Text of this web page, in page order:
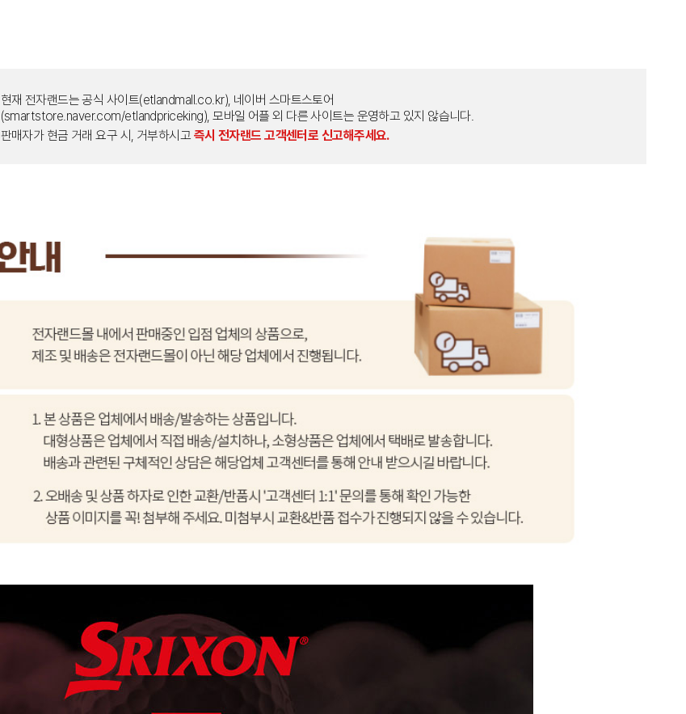
현재 전자랜드는 공식 사이트(etlandmall.co.kr), 네이버 스마트스토어
(smartstore.naver.com/etlandpriceking), 모바일 어플 외 다른 사이트는 운영하고 있지 않습니다.
판매자가 현금 거래 요구 시, 거부하시고 즉시 전자랜드 고객센터로 신고해주세요.